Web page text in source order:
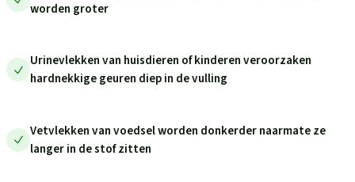
worden groter
Urinevlekken van huisdieren of kinderen veroorzaken
hardnekkige geuren diep in de vulling
Vetvlekken van voedsel worden donkerder naarmate ze
langer in de stof zitten